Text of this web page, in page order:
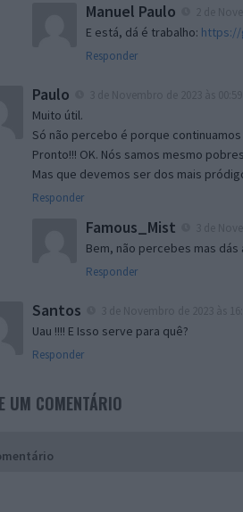
Manuel Paulo
E está, dá é trabalho:
Responder
Paulo
Muito útil.
Só não percebo é porque
Pronto!!! OK. Nós samos mesmo
Mas que devemos ser dos mais
Responder
Famous_Mist
Bem, não percebes mas
Responder
Santos
Uau !!!! E Isso serve para quê?
Responder
UM COMENTÁRIO